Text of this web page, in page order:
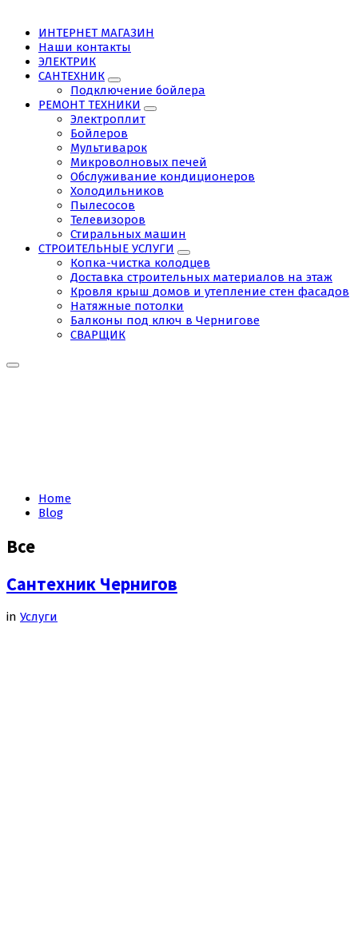
ИНТЕРНЕТ МАГАЗИН
Наши контакты
ЭЛЕКТРИК
САНТЕХНИК
Подключение бойлера
РЕМОНТ ТЕХНИКИ
Электроплит
Бойлеров
Мультиварок
Микроволновых печей
Обслуживание кондиционеров
Холодильников
Пылесосов
Телевизоров
Стиральных машин
СТРОИТЕЛЬНЫЕ УСЛУГИ
Копка-чистка колодцев
Доставка строительных материалов на этаж
Кровля крыш домов и утепление стен фасадов
Натяжные потолки
Балконы под ключ в Чернигове
СВАРЩИК
Home
Blog
Все
Сантехник Чернигов
in Услуги